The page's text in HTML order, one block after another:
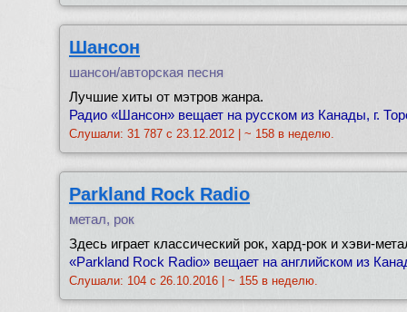
Шансон
шансон/авторская песня
Лучшие хиты от мэтров жанра.
Радио «Шансон» вещает на русском из Канады, г.
Слушали: 31 787 с 23.12.2012 | ~ 158 в неделю.
Parkland Rock Radio
метал, рок
Здесь играет классический рок, хард-рок и хэви-
«Parkland Rock Radio» вещает на английском из
Слушали: 104 с 26.10.2016 | ~ 155 в неделю.